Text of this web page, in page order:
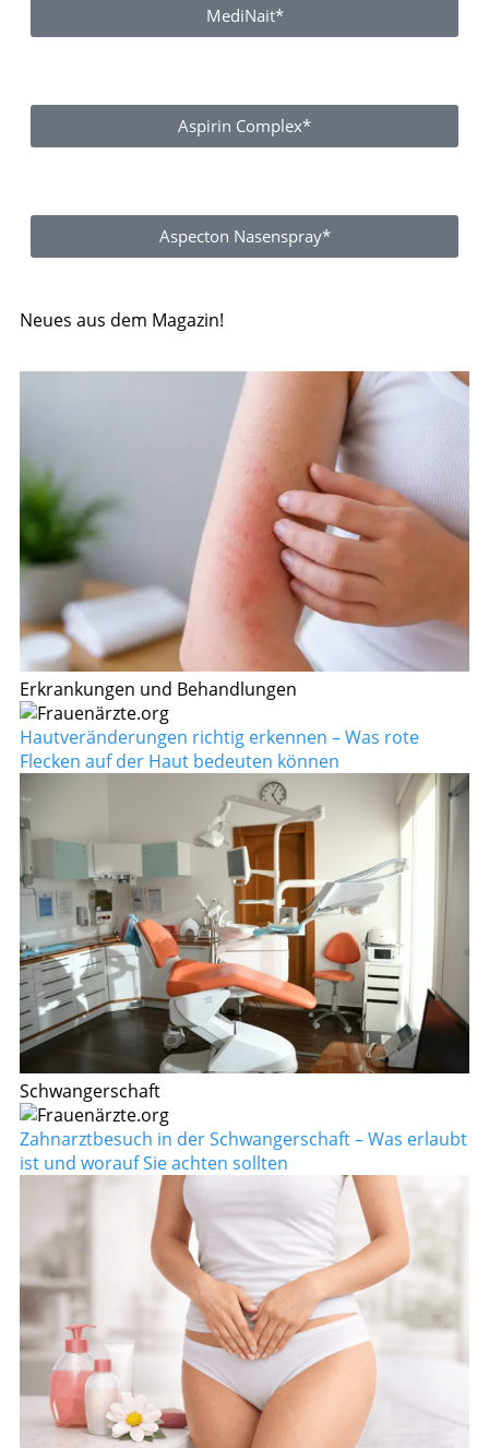
MediNait*
Aspirin Complex*
Aspecton Nasenspray*
Neues aus dem Magazin!
Erkrankungen und Behandlungen
Hautveränderungen richtig erkennen – Was rote
Flecken auf der Haut bedeuten können
Schwangerschaft
Zahnarztbesuch in der Schwangerschaft – Was erlaubt
ist und worauf Sie achten sollten